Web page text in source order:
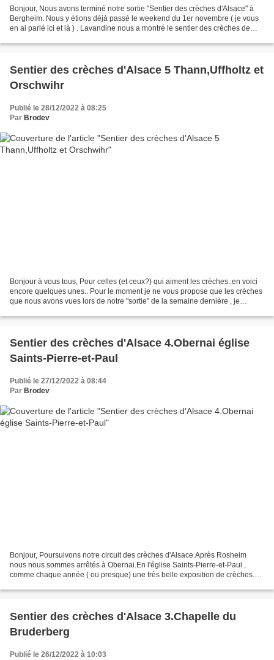
Bonjour, Nous avons terminé notre sortie "Sentier des crèches d'Alsace" à
Bergheim. Nous y étions déjà passé le weekend du 1er novembre ( je vous
en ai parlé ici et là ) . Lavandine nous a montré le sentier des crèches de
Sentier des crèches d'Alsace 5 Thann,Uffholtz et
Orschwihr
Publié le 28/12/2022 à 08:25
Par Brodev
Bonjour à vous tous, Pour celles (et ceux?) qui aiment les crèches..en voici
encore quelques unes.. Pour le moment je ne vous propose que les crèches
que nous avons vues lors de notre "sortie" de la semaine dernière , je
Sentier des crèches d'Alsace 4.Obernai église
Saints-Pierre-et-Paul
Publié le 27/12/2022 à 08:44
Par Brodev
Bonjour, Poursuivons notre circuit des crèches d'Alsace.Après Rosheim
nous nous sommes arrêtés à Obernai.En l'église Saints-Pierre-et-Paul ,
comme chaque année ( ou presque) une très belle exposition de crèches.
Sentier des crèches d'Alsace 3.Chapelle du
Bruderberg
Publié le 26/12/2022 à 10:03